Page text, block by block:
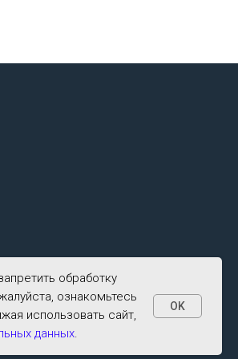
обработку
ознакомьтесь
использовать сайт,
данных.
OK